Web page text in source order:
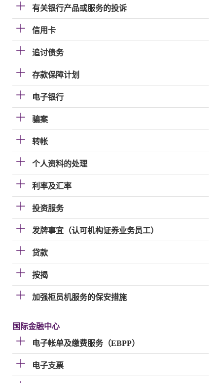
有关银行产品或服务的投诉
信用卡
追讨债务
存款保障计划
电子银行
骗案
转帐
个人资料的处理
利率及汇率
投资服务
发牌事宜（认可机构证券业务员工）
贷款
按揭
加强柜员机服务的保安措施
国际金融中心
电子帐单及缴费服务（EBPP）
电子支票